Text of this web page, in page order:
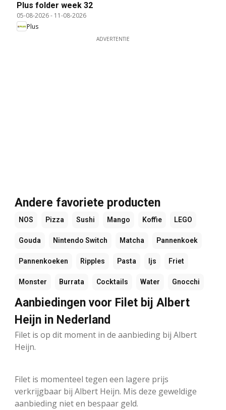
Plus folder week 32
05-08-2026- 11-08-2026
Plus
ADVERTENTIE
Andere favoriete producten
NOS Pizza Sushi Mango Koffie LEGO
Gouda Nintendo Switch Matcha Pannenkoek
Pannenkoeken Ripples Pasta Ijs Friet
Monster Burrata Cocktails Water Gnocchi
Aanbiedingen voor Filet bij Albert
Heijn in Nederland
Filet is op dit moment in de aanbieding bij Albert
Heijn.
Filet is momenteel tegen een lagere prijs
verkrijgbaar bij Albert Heijn. Mis deze geweldige
aanbieding niet en bespaar geld.